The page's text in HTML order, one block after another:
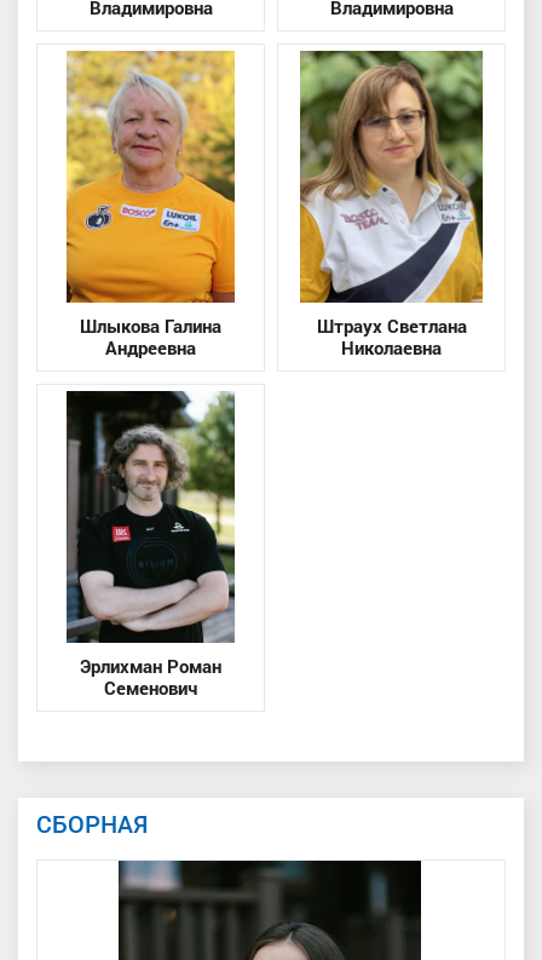
Владимировна Владимировна
Шлыкова Галина
Андреевна
Штраух Светлана
Николаевна
Эрлихман Роман
Семенович
СБОРНАЯ